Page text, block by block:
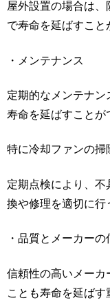
屋外設置の場合は
で寿命を延ばすこと
・メンテナンス
定期的なメンテナン
寿命を延ばすことが
特に冷却ファンの掃
定期点検により、
換や修理を適切に行
・品質とメーカーの
信頼性の高いメーカ
ことも寿命を延ばす